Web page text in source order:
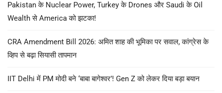
Pakistan के Nuclear Power, Turkey के Drones और Saudi के Oil
Wealth से America को झटका!
CRA Amendment Bill 2026: अमित शाह की भूमिका पर सवाल, कांग्रेस के
व्हिप से बढ़ा सियासी तापमान
IIT Delhi में PM मोदी बने ‘बाबा बागेश्वर’! Gen Z को लेकर दिया बड़ा बयान